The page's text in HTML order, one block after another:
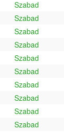
Szabad
Szabad
Szabad
Szabad
Szabad
Szabad
Szabad
Szabad
Szabad
Szabad